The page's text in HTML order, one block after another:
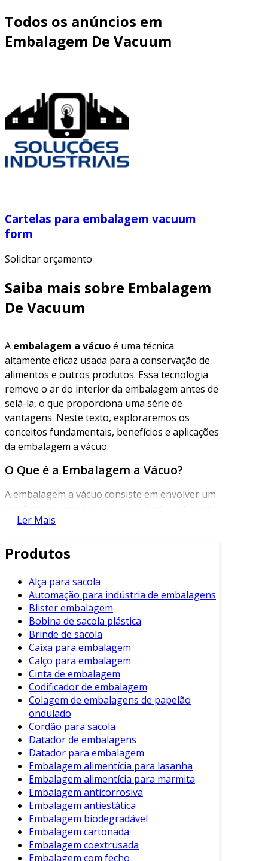
Todos os anúncios em
Embalagem De Vacuum
Cartelas para embalagem vacuum
form
Solicitar orçamento
Saiba mais sobre Embalagem
De Vacuum
A embalagem a vácuoé uma técnica
altamente eficaz usada para a conservação de
alimentos e outros produtos. Essa tecnologia
remove o ar do interior da embalagem antes de
selá-la, o que proporciona uma série de
vantagens. Neste texto, exploraremos os
conceitos fundamentais, benefícios e aplicações
da embalagem a vácuo.
O Que é a Embalagem a Vácuo?
A embalagem a vácuo consiste em envolver um
produto em uma bolsa ou recipiente, retirando
todo o ar antes de selar. Essa técnica é
alimentícia, mas também em setores como o
A remoção do ar é fundamental, pois muitos
produtos deterioram-se rapidamente devido à
presença de oxigênio, um dos principais
agentes de oxidação. Essa maneira de embalar
aumenta consideravelmente a vida útil dos
produtos.
Benefícios da Embalagem a Vácuo
Entre as principais vantagens da embalagem a
vácuo, podemos destacar:
Aumento da Durabilidade
oxigênio inibe o crescimento de bactérias
e fungos, prolongando a vida útil dos
alimentos.
Preservação do Sabor e Aroma
sabores e aromas dos produtos ficam
mais intensos, pois eles não se evaporam
na presença de ar.
Ler Mais
Produtos
Alça para sacola
Automação para indústria de embalagens
Blister embalagem
Bobina de sacola plástica
Brinde de sacola
Caixa para embalagem
Calço para embalagem
Cinta de embalagem
Codificador de embalagem
Colagem de embalagens de papelão
ondulado
Cordão para sacola
Datador de embalagens
Datador para embalagem
Embalagem alimentícia para lasanha
Embalagem alimentícia para marmita
Embalagem anticorrosiva
Embalagem antiestática
Embalagem biodegradável
Embalagem cartonada
Embalagem coextrusada
Embalagem com fecho